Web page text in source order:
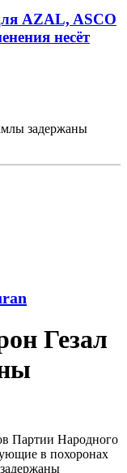
AZAL, ASCO
несёт
задержаны
Гезал
Партии Народного
в похоронах